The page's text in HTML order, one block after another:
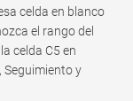
celda en blanco
el rango del
celda C5 en
Seguimiento y